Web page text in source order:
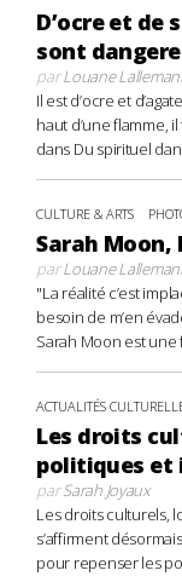
D’ocre et de
sont
parLouane
Il est d’ocre et
haut d’une flamme,
dans Du spirituel
CULTURE & ARTS
Sarah Moon,
parLouane
"La réalité c’est
besoin de m’en
Sarah Moon est
ACTUALITÉS
Les droits
politiques
parSarah Joyaux
Les droits culturels,
s’affirment
pour repenser les